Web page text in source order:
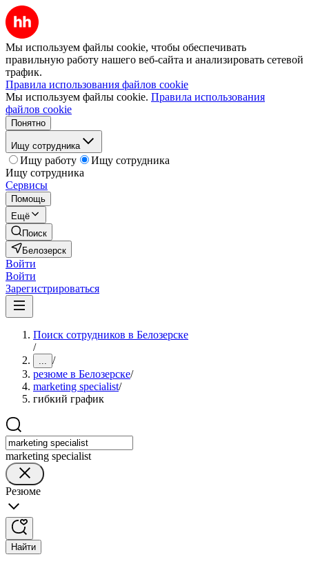
Мы используем файлы cookie, чтобы обеспечивать
правильную работу нашего веб-сайта и анализировать сетевой
трафик.
Правила использования файлов cookie
Мы используем файлы cookie. Правила использования
файлов cookie
Понятно
Ищу сотрудника
Ищу работу
Ищу сотрудника
Ищу сотрудника
Сервисы
Помощь
Ещё
Поиск
Белозерск
Войти
Войти
Зарегистрироваться
Поиск сотрудников в Белозерске
/
... /
резюме в Белозерске/
marketing specialist/
гибкий график
marketing specialist
Резюме
Найти